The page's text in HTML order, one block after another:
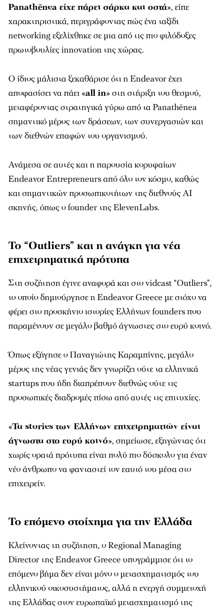
Panathēnea είχε πάρει σάρκα και οστά», είπε
χαρακτηριστικά, περιγράφοντας πώς ένα ταξίδι
networking εξελίχθηκε σε μια από τις πιο φιλόδοξες
πρωτοβουλίες innovation της χώρας.
Ο ίδιος μάλιστα ξεκαθάρισε ότι η Endeavor έχει
αποφασίσει να πάει «all in» στη στήριξη του θεσμού,
μεταφέροντας στρατηγικά γύρω από τα Panathēnea
σημαντικό μέρος των δράσεων, των συνεργασιών και
των διεθνών επαφών του οργανισμού.
Ανάμεσα σε αυτές και η παρουσία κορυφαίων
Endeavor Entrepreneurs από όλο τον κόσμο, καθώς
και σημαντικών προσωπικοτήτων της διεθνούς AI
σκηνής, όπως ο founder της ElevenLabs.
Το “Outliers” και η ανάγκη για νέα
επιχειρηματικά πρότυπα
Στη συζήτηση έγινε αναφορά και στο vidcast “Outliers”,
το οποίο δημιούργησε η Endeavor Greece με στόχο να
φέρει στο προσκήνιο ιστορίες Ελλήνων founders που
παραμένουν σε μεγάλο βαθμό άγνωστες στο ευρύ κοινό.
Όπως εξήγησε ο Παναγιώτης Καραμπίνης, μεγάλο
μέρος της νέας γενιάς δεν γνωρίζει ούτε τα ελληνικά
startups που ήδη διαπρέπουν διεθνώς ούτε τις
προσωπικές διαδρομές πίσω από αυτές τις επιτυχίες.
«Τα stories των Ελλήνων επιχειρηματιών είναι
άγνωστα στο ευρύ κοινό», σημείωσε, εξηγώντας ότι
χωρίς ορατά πρότυπα είναι πολύ πιο δύσκολο για έναν
νέο άνθρωπο να φανταστεί τον εαυτό του μέσα στο
επιχειρείν.
Το επόμενο στοίχημα για την Ελλάδα
Κλείνοντας τη συζήτηση, ο Regional Managing
Director της Endeavor Greece υπογράμμισε ότι το
επόμενο βήμα δεν είναι μόνο ο μετασχηματισμός του
ελληνικού οικοσυστήματος, αλλά η ενεργή συμμετοχή
της Ελλάδας στον ευρωπαϊκό μετασχηματισμό της